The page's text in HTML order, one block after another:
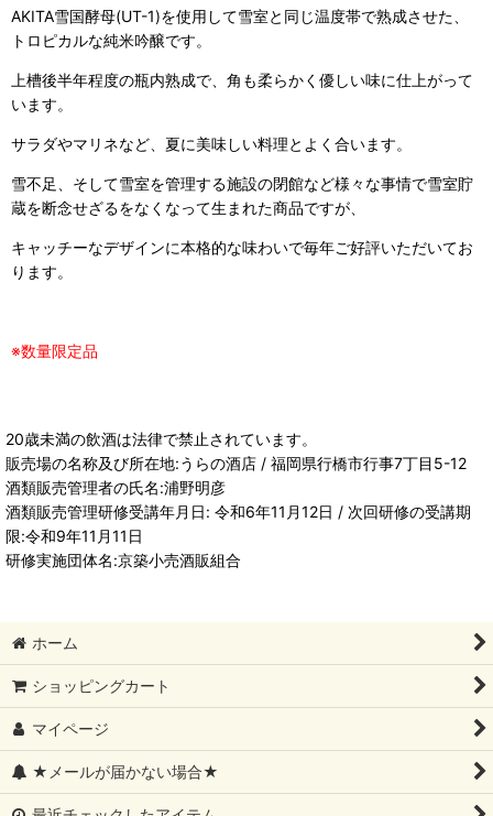
AKITA雪国酵母(UT-1)を使用して雪室と同じ温度帯で熟成させた、
トロピカルな純米吟醸です。
上槽後半年程度の瓶内熟成で、角も柔らかく優しい味に仕上がって
います。
サラダやマリネなど、夏に美味しい料理とよく合います。
雪不足、そして雪室を管理する施設の閉館など様々な事情で雪室貯
蔵を断念せざるをなくなって生まれた商品ですが、
キャッチーなデザインに本格的な味わいで毎年ご好評いただいてお
ります。
※数量限定品
20歳未満の飲酒は法律で禁止されています。
販売場の名称及び所在地:うらの酒店 / 福岡県行橋市行事7丁目5-12
酒類販売管理者の氏名:浦野明彦
酒類販売管理研修受講年月日: 令和6年11月12日 / 次回研修の受講期
限:令和9年11月11日
研修実施団体名:京築小売酒販組合
ホーム
ショッピングカート
マイページ
★メールが届かない場合★